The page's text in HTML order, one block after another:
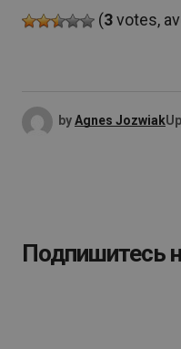
(3votes,
byAgnes Jozwiak
Подпишитесь